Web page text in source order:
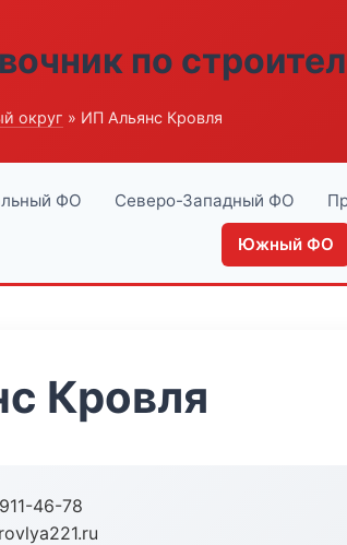
по
округ » ИП Альянс Кровля
ФО Северо-Западный ФО
Южный ФО
Кровля
46-78